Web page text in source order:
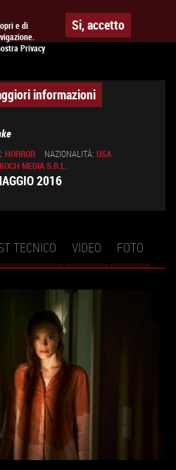
e di
Privacy
Si, accetto
informazioni
CINEMA
HORROR NAZIONALITÀ: USA
KOCH MEDIA S.R.L.
2016
TECNICO VIDEO FOTO